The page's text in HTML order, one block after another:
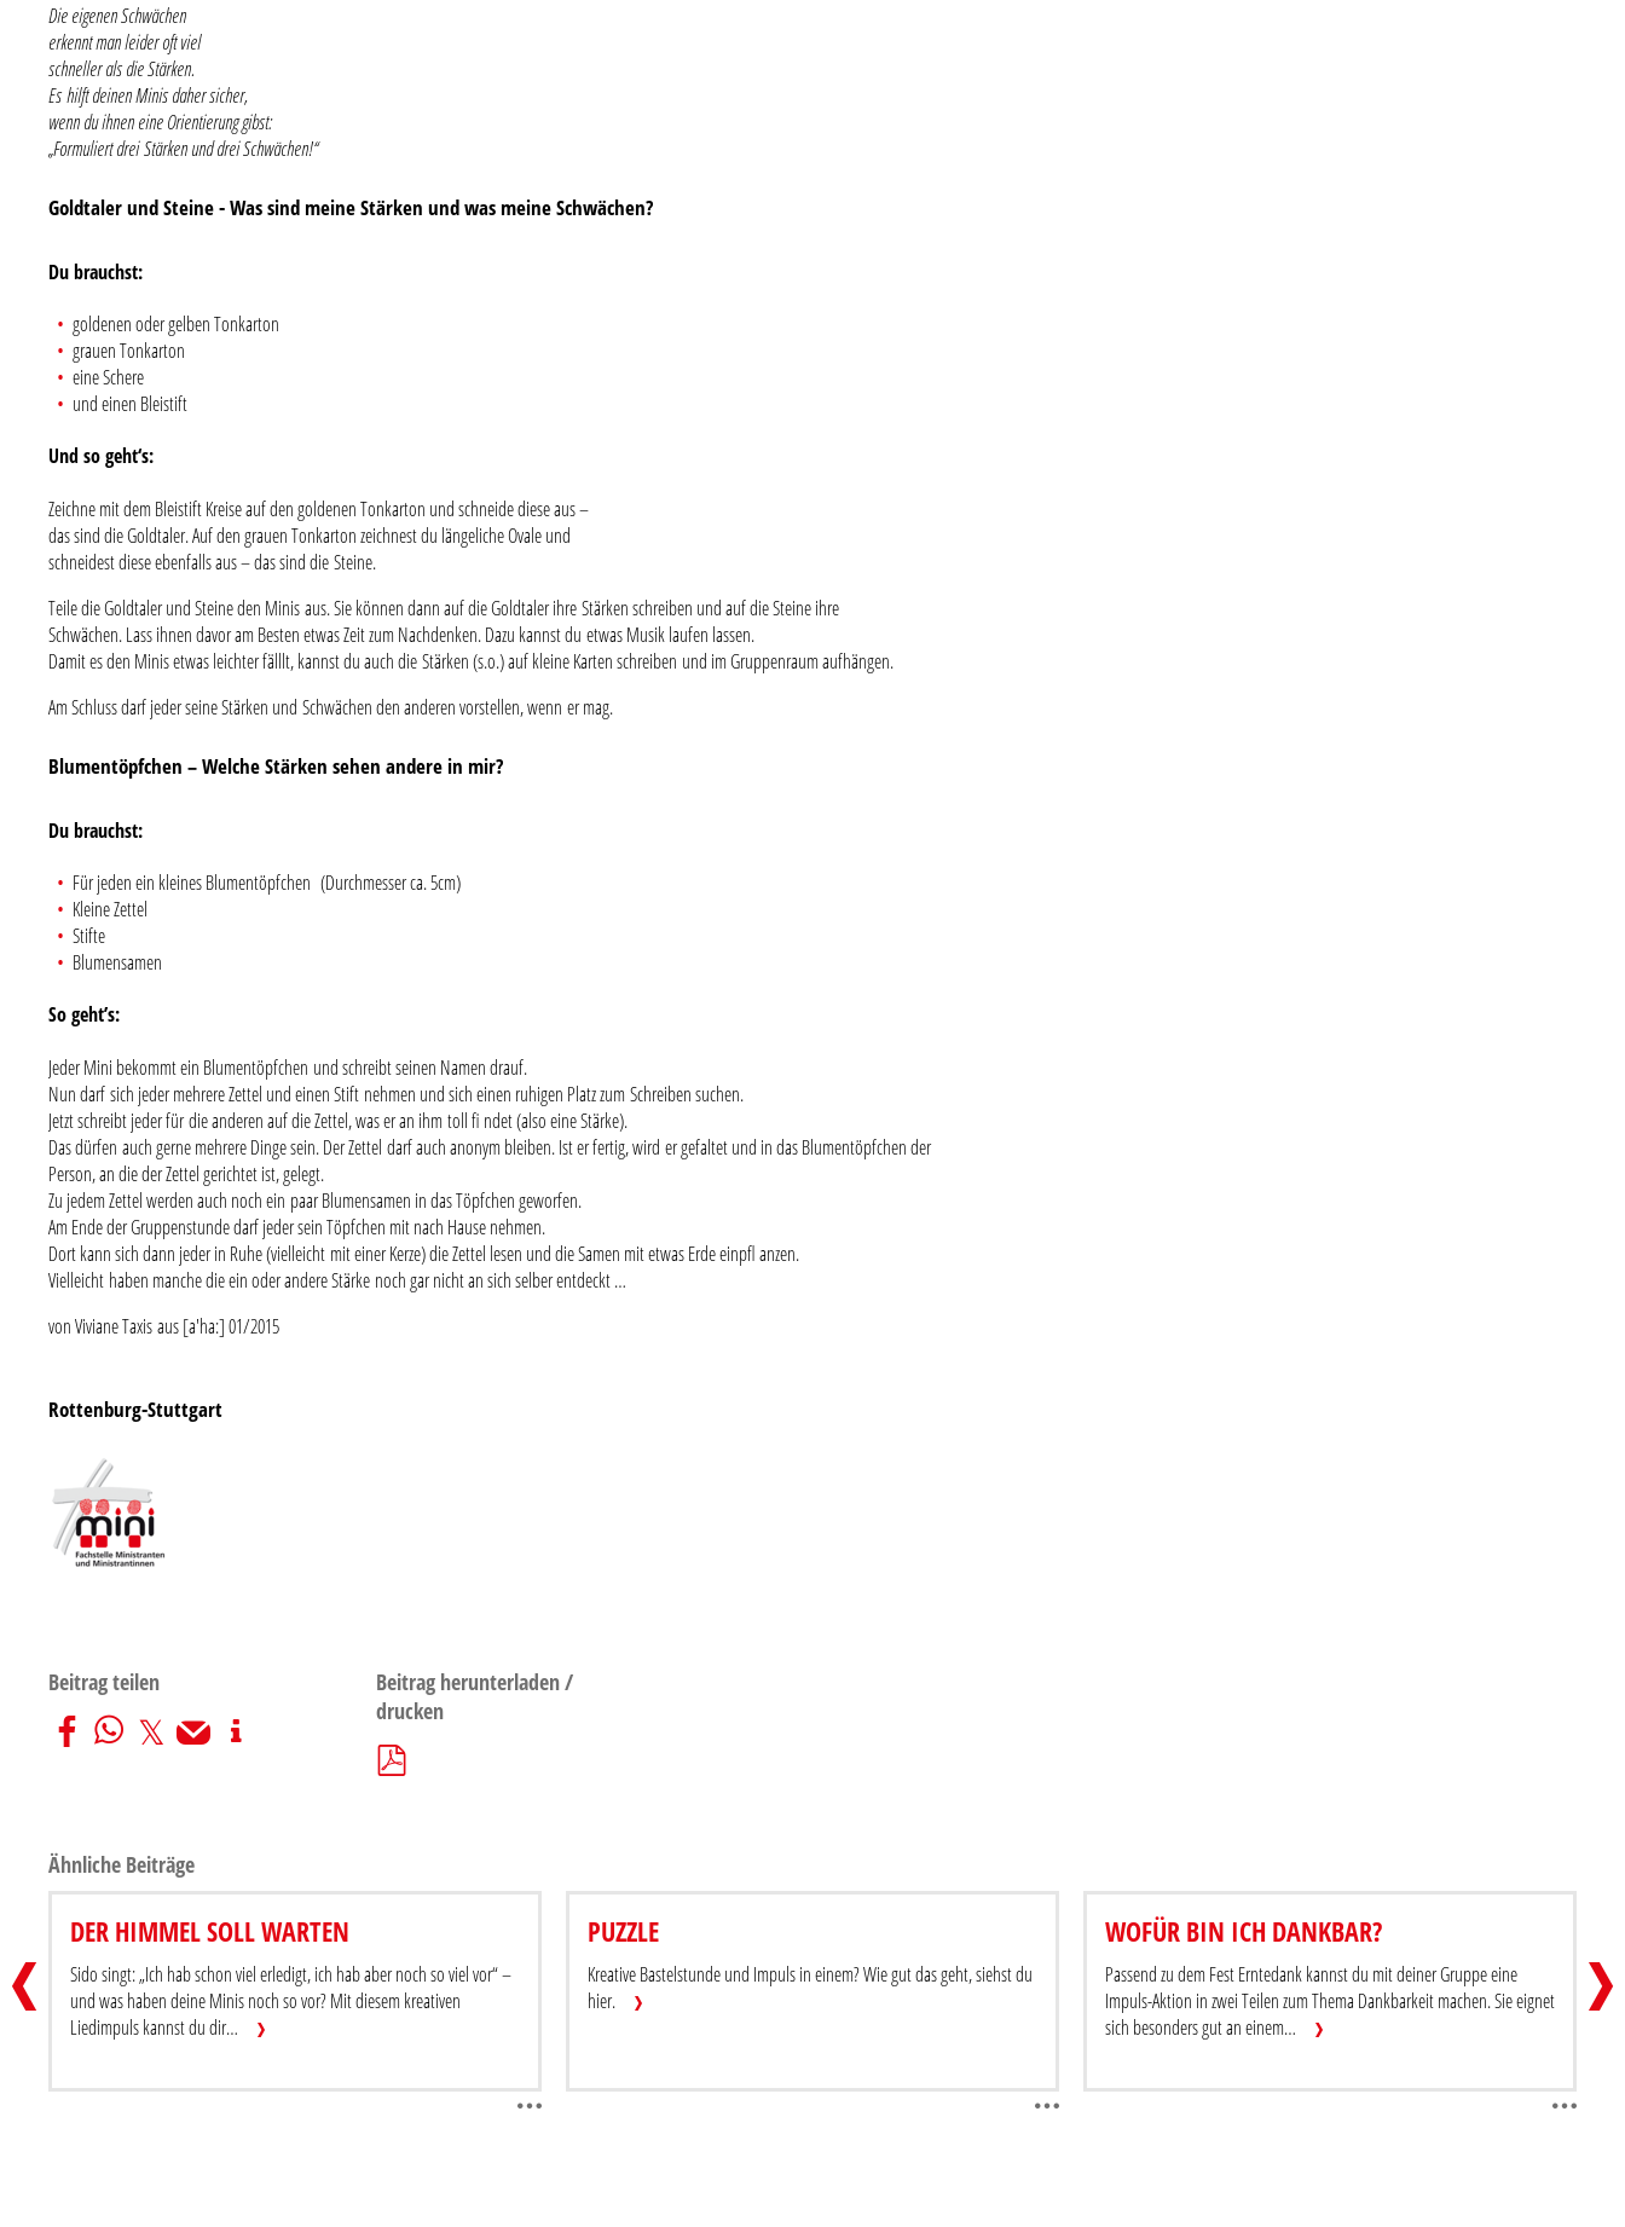
Die eigenen Schwächen
erkennt man leider oft viel
schneller als die Stärken.
Es hilft deinen Minis daher sicher,
wenn du ihnen eine Orientierung gibst:
„Formuliert drei Stärken und drei Schwächen!“
Goldtaler und Steine - Was sind meine Stärken und was meine Schwächen?
Du brauchst:
goldenen oder gelben Tonkarton
grauen Tonkarton
eine Schere
und einen Bleistift
Und so geht‘s:
Zeichne mit dem Bleistift Kreise auf den goldenen Tonkarton und schneide diese aus –
das sind die Goldtaler. Auf den grauen Tonkarton zeichnest du längeliche Ovale und
schneidest diese ebenfalls aus – das sind die Steine.
Teile die Goldtaler und Steine den Minis aus. Sie können dann auf die Goldtaler ihre Stärken schreiben und auf die Steine ihre
Schwächen. Lass ihnen davor am Besten etwas Zeit zum Nachdenken. Dazu kannst du etwas Musik laufen lassen.
Damit es den Minis etwas leichter fälllt, kannst du auch die Stärken (s.o.) auf kleine Karten schreiben und im Gruppenraum aufhängen.
Am Schluss darf jeder seine Stärken und Schwächen den anderen vorstellen, wenn er mag.
Blumentöpfchen – Welche Stärken sehen andere in mir?
Du brauchst:
Für jeden ein kleines Blumentöpfchen (Durchmesser ca. 5cm)
Kleine Zettel
Stifte
Blumensamen
So geht’s:
Jeder Mini bekommt ein Blumentöpfchen und schreibt seinen Namen drauf.
Nun darf sich jeder mehrere Zettel und einen Stift nehmen und sich einen ruhigen Platz zum Schreiben suchen.
Jetzt schreibt jeder für die anderen auf die Zettel, was er an ihm toll fi ndet (also eine Stärke).
Das dürfen auch gerne mehrere Dinge sein. Der Zettel darf auch anonym bleiben. Ist er fertig, wird er gefaltet und in das Blumentöpfchen der
Person, an die der Zettel gerichtet ist, gelegt.
Zu jedem Zettel werden auch noch ein paar Blumensamen in das Töpfchen geworfen.
Am Ende der Gruppenstunde darf jeder sein Töpfchen mit nach Hause nehmen.
Dort kann sich dann jeder in Ruhe (vielleicht mit einer Kerze) die Zettel lesen und die Samen mit etwas Erde einpfl anzen.
Vielleicht haben manche die ein oder andere Stärke noch gar nicht an sich selber entdeckt …
von Viviane Taxis aus [a'ha:] 01/2015
Rottenburg-Stuttgart
Beitrag teilen
Beitrag herunterladen /
drucken
Ähnliche Beiträge
Beitrag teilen
DER HIMMEL SOLL WARTEN
Sido singt: „Ich hab schon viel erledigt, ich hab aber noch so viel vor“ –
und was haben deine Minis noch so vor? Mit diesem kreativen
Liedimpuls kannst du dir…
DER HIMMEL SOLL WARTEN
PUZZLE
Kreative Bastelstunde und Impuls in einem? Wie gut das geht, siehst du
hier.
PUZZLE
WOFÜR BIN ICH DANKBAR?
Passend zu dem Fest Erntedank kannst du mit deiner Gruppe eine
Impuls-Aktion in zwei Teilen zum Thema Dankbarkeit machen. Sie eignet
sich besonders gut an einem…